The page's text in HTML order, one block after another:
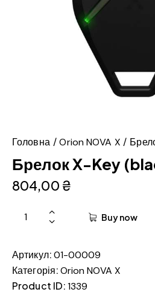
Головна Orion NOVA X
Брелок X-Key
804,00 ₴
Buy now
Артикул:01-00009
Категорія:Orion NOVA X
Product ID:1339